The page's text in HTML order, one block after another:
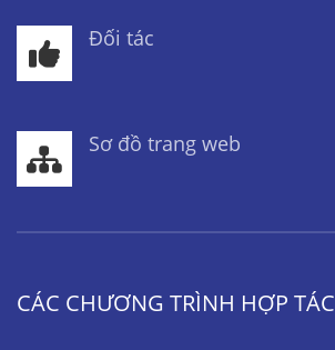
Đối tác
Sơ đồ trang web
CÁC CHƯƠNG TRÌNH HỢP TÁC